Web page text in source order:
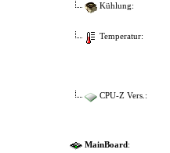
Kühlung:
Temperatur:
CPU-Z Vers.:
MainBoard: